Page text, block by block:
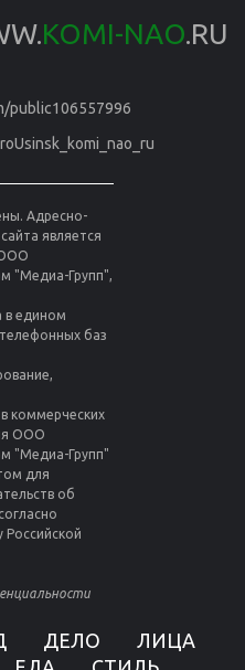
KOMI-NAO.RU
public106557996
Адресно-
является
ООО
"Медиа-Групп",
в едином
баз
коммерческих
ООО
"Медиа-Групп"
для
об
Российской
ДЕЛО
ЛИЦА